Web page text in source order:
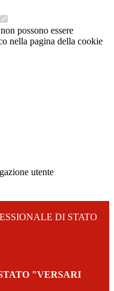
possono essere
nella pagina della cookie
utente
DI STATO
"VERSARI